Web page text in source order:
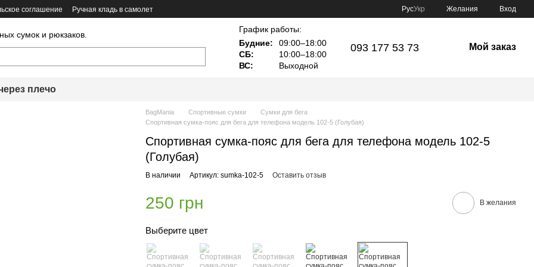
соглашение Ручная кладь в самолет РусУкр Желания Вход
сумок и рюкзаков.
График работы:
Будние:
09:00–18:00
СБ:
10:00–18:00
ВС:
Выходной
093 177 53 73 Мой заказ
плечо
BagMania Спортивные сумки
Сумки для бега
Спортивная сумка-пояс для бега для телефона модель 102-5 (Голубая)
Спортивная сумка-пояс для бега для телефона модель 102-5
(Голубая)
В наличии Артикул: sumka-102-5 Оставить отзыв
250 грн В желания
Выберите цвет